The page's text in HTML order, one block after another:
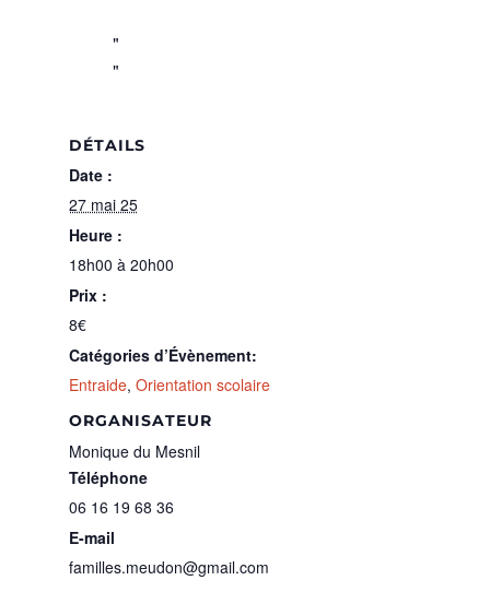
DÉTAILS
Date :
27 mai 25
Heure :
18h00 à 20h00
Prix :
8€
Catégories d’Évènement:
Entraide, Orientation scolaire
ORGANISATEUR
Monique du Mesnil
Téléphone
06 16 19 68 36
E-mail
familles.meudon@gmail.com